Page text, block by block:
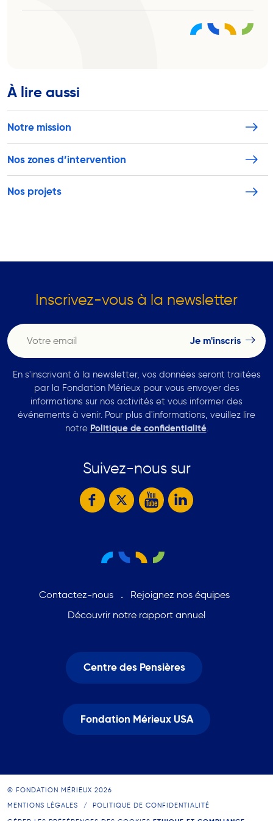
À lire aussi
Notre mission
Nos zones d’intervention
Nos projets
Inscrivez-vous à la newsletter
En s'inscrivant à la newsletter, vos données seront traitées
par la Fondation Mérieux pour vous envoyer des
informations sur nos activités et vous informer des
événements à venir. Pour plus d'informations, veuillez lire
notre Politique de confidentialité.
Suivez-nous sur
Contactez-nous
Rejoignez nos équipes
Découvrir notre rapport annuel
Centre des Pensières
Fondation Mérieux USA
© FONDATION MÉRIEUX 2026
MENTIONS LÉGALES
POLITIQUE DE CONFIDENTIALITÉ